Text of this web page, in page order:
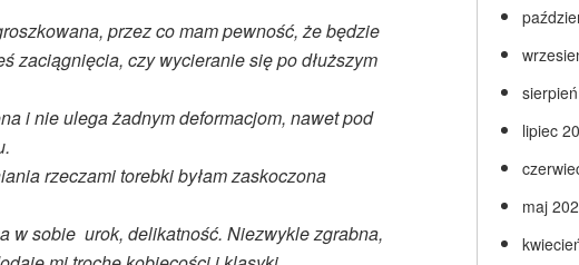
przez co mam pewność, że będzie
zaciągnięcia, czy wycieranie się po dłuższym
i nie ulega żadnym deformacjom, nawet pod
rzeczami torebki byłam zaskoczona
w sobie urok, delikatność. Niezwykle zgrabna,
lipiec
maj